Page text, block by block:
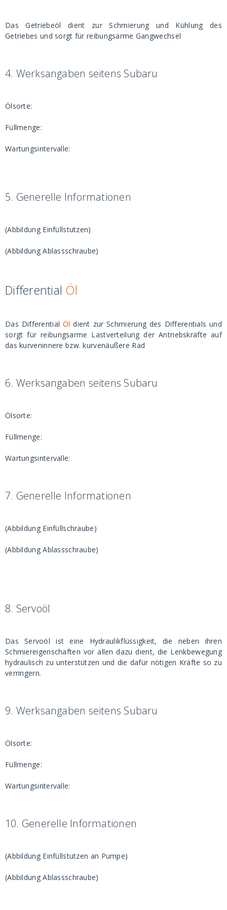
Das Getriebeöl dient zur Schmierung und Kühlung des
Getriebes und sorgt für reibungsarme Gangwechsel
4. Werksangaben seitens Subaru
Ölsorte:
Füllmenge:
Wartungsintervalle:
5. Generelle Informationen
(Abbildung Einfüllstutzen)
(Abbildung Ablassschraube)
Differential Öl
Das Differential Öl dient zur Schmierung des Differentials und
sorgt für reibungsarme Lastverteilung der Antriebskräfte auf
das kurveninnere bzw. kurvenäußere Rad
6. Werksangaben seitens Subaru
Ölsorte:
Füllmenge:
Wartungsintervalle:
7. Generelle Informationen
(Abbildung Einfüllschraube)
(Abbildung Ablassschraube)
8. Servoöl
Das Servoöl ist eine Hydraulikflüssigkeit, die neben ihren
Schmiereigenschaften vor allen dazu dient, die Lenkbewegung
hydraulisch zu unterstützen und die dafür nötigen Kräfte so zu
verringern.
9. Werksangaben seitens Subaru
Ölsorte:
Füllmenge:
Wartungsintervalle:
10. Generelle Informationen
(Abbildung Einfüllstutzen an Pumpe)
(Abbildung Ablassschraube)